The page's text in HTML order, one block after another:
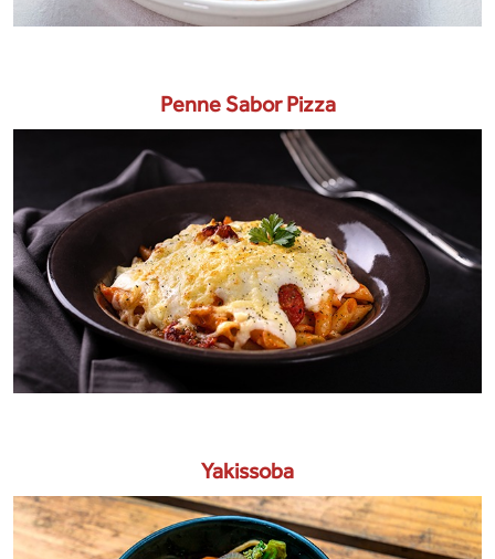
Penne Sabor Pizza
Yakissoba